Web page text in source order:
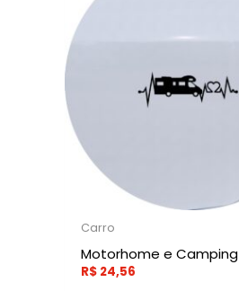
Carro
Motorhome e Camping
R$ 24,56